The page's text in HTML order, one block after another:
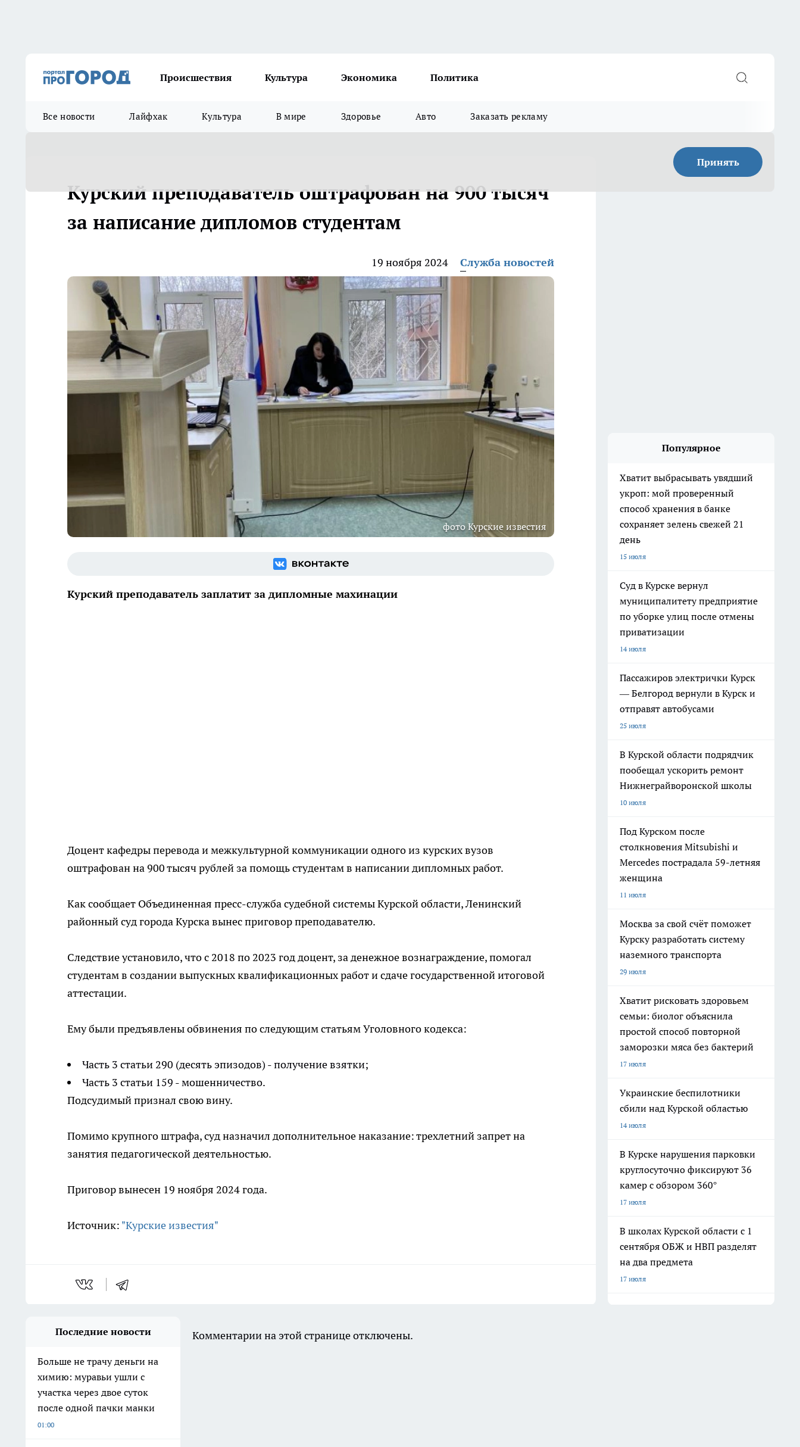
Происшествия Культура Экономика Политика
Все новости Лайфхак Культура В мире Здоровье Авто Заказать рекламу
Принять
Курский преподаватель оштрафован на 900 тысяч
за написание дипломов студентам
19 ноября 2024 Служба новостей
фото Курские известия
Курский преподаватель заплатит за дипломные махинации
Доцент кафедры перевода и межкультурной коммуникации одного из курских вузов
оштрафован на 900 тысяч рублей за помощь студентам в написании дипломных работ.
Как сообщает Объединенная пресс-служба судебной системы Курской области, Ленинский
районный суд города Курска вынес приговор преподавателю.
Следствие установило, что с 2018 по 2023 год доцент, за денежное вознаграждение, помогал
студентам в создании выпускных квалификационных работ и сдаче государственной итоговой
аттестации.
Ему были предъявлены обвинения по следующим статьям Уголовного кодекса:
Часть 3 статьи 290 (десять эпизодов) - получение взятки;
Часть 3 статьи 159 - мошенничество.
Подсудимый признал свою вину.
Помимо крупного штрафа, суд назначил дополнительное наказание: трехлетний запрет на
занятия педагогической деятельностью.
Приговор вынесен 19 ноября 2024 года.
Источник: "Курские известия"
Популярное
Хватит выбрасывать увядший
укроп: мой проверенный
способ хранения в банке
сохраняет зелень свежей 21
день
15 июля
Суд в Курске вернул
муниципалитету предприятие
по уборке улиц после отмены
приватизации
14 июля
Пассажиров электрички Курск
— Белгород вернули в Курск и
отправят автобусами
25 июля
В Курской области подрядчик
пообещал ускорить ремонт
Нижнеграйворонской школы
10 июля
Под Курском после
столкновения Mitsubishi и
Mercedes пострадала 59-летняя
женщина
11 июля
Москва за свой счёт поможет
Курску разработать систему
наземного транспорта
29 июля
Хватит рисковать здоровьем
семьи: биолог объяснила
простой способ повторной
заморозки мяса без бактерий
17 июля
Украинские беспилотники
сбили над Курской областью
14 июля
В Курске нарушения парковки
круглосуточно фиксируют 36
камер с обзором 360°
17 июля
В школах Курской области с 1
сентября ОБЖ и НВП разделят
на два предмета
17 июля
Последние новости
Больше не трачу деньги на
химию: муравьи ушли с
участка через двое суток
после одной пачки манки
01:00
Комментарии на этой странице отключены.